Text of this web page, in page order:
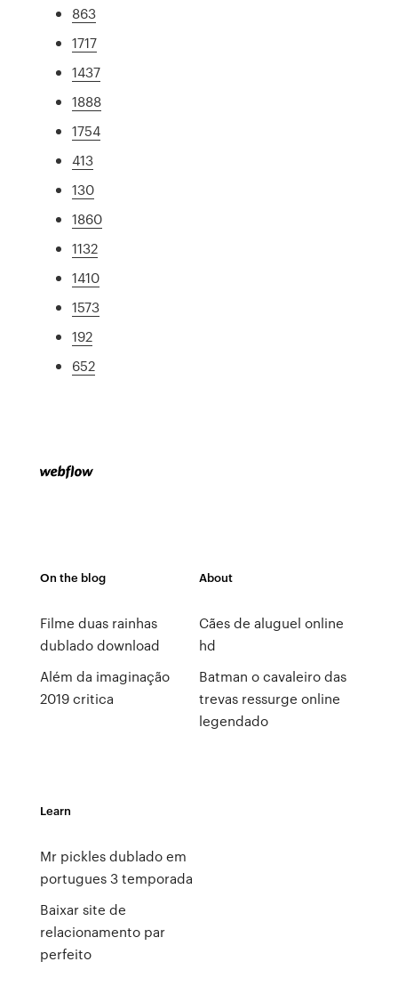
863
1717
1437
1888
1754
413
130
1860
1132
1410
1573
192
652
On the blog
Filme duas rainhas
dublado download
Além da imaginação
2019 critica
About
Cães de aluguel online
hd
Batman o cavaleiro das
trevas ressurge online
legendado
Learn
Mr pickles dublado em
portugues 3 temporada
Baixar site de
relacionamento par
perfeito